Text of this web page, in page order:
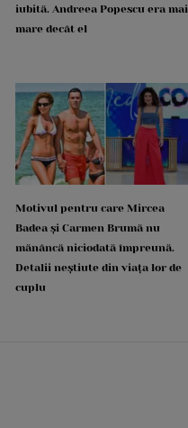
iubită. Andreea Popescu era mai
mare decât el
Motivul pentru care Mircea
Badea și Carmen Brumă nu
mănâncă niciodată împreună.
Detalii neștiute din viața lor de
cuplu